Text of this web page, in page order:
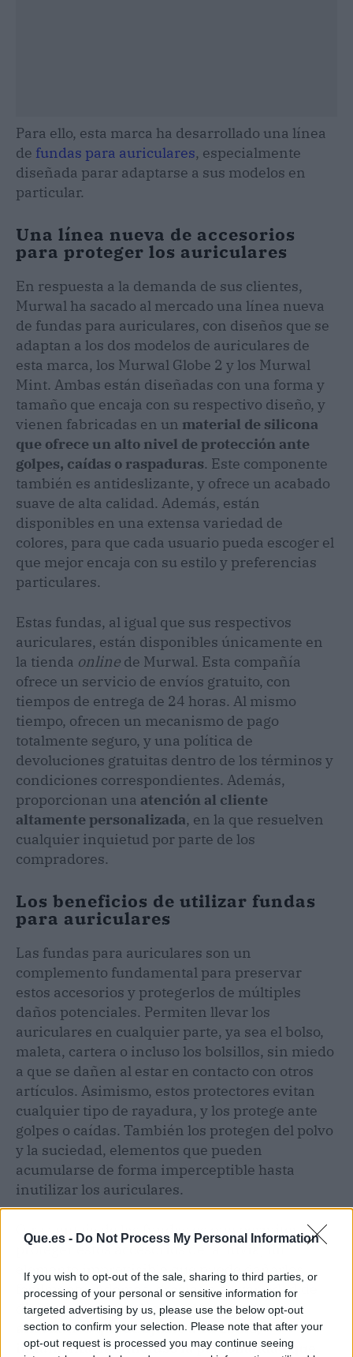
Que.es - Do Not Process My Personal Information
If you wish to opt-out of the sale, sharing to third parties, or
processing of your personal or sensitive information for
targeted advertising by us, please use the below opt-out
section to confirm your selection. Please note that after your
opt-out request is processed you may continue seeing
Para ello, esta marca ha desarrollado una línea
de fundas para auriculares, especialmente
diseñada parar adaptarse a sus modelos en
particular.
Una línea nueva de accesorios
para proteger los auriculares
En respuesta a la demanda de sus clientes,
Murwal ha sacado al mercado una línea nueva
de fundas para auriculares, con diseños que se
adaptan a los dos modelos de auriculares de
esta marca, los Murwal Globe 2 y los Murwal
Mint. Ambas están diseñadas con una forma y
tamaño que encaja con su respectivo diseño, y
vienen fabricadas en un material de silicona
que ofrece un alto nivel de protección ante
golpes, caídas o raspaduras. Este componente
también es antideslizante, y ofrece un acabado
suave de alta calidad. Además, están
disponibles en una extensa variedad de
colores, para que cada usuario pueda escoger el
que mejor encaja con su estilo y preferencias
particulares.
Estas fundas, al igual que sus respectivos
auriculares, están disponibles únicamente en
la tienda online de Murwal. Esta compañía
ofrece un servicio de envíos gratuito, con
tiempos de entrega de 24 horas. Al mismo
tiempo, ofrecen un mecanismo de pago
totalmente seguro, y una política de
devoluciones gratuitas dentro de los términos y
condiciones correspondientes. Además,
proporcionan una atención al cliente
altamente personalizada, en la que resuelven
cualquier inquietud por parte de los
compradores.
Los beneficios de utilizar fundas
para auriculares
Las fundas para auriculares son un
complemento fundamental para preservar
estos accesorios y protegerlos de múltiples
daños potenciales. Permiten llevar los
auriculares en cualquier parte, ya sea el bolso,
maleta, cartera o incluso los bolsillos, sin miedo
a que se dañen al estar en contacto con otros
artículos. Asimismo, estos protectores evitan
cualquier tipo de rayadura, y los protege ante
golpes o caídas. También los protegen del polvo
y la suciedad, elementos que pueden
acumularse de forma imperceptible hasta
inutilizar los auriculares.
Otra ventaja de las fundas es que permiten
proteger estos accesorios de la lluvia, un
elemento imprevisible que puede dañarlos
fácilmente. Además, gracias a su variedad de
diseños,los usuarios pueden escoger una
alternativa que se ajuste a su estilo,
indumentaria o incluso la personalidad que